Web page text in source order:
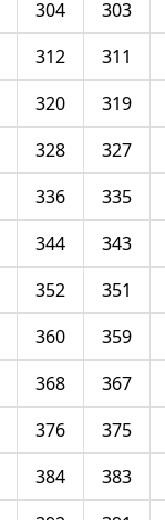
303
304
311
312
319
320
327
328
335
336
343
344
351
352
359
360
367
368
375
376
383
384